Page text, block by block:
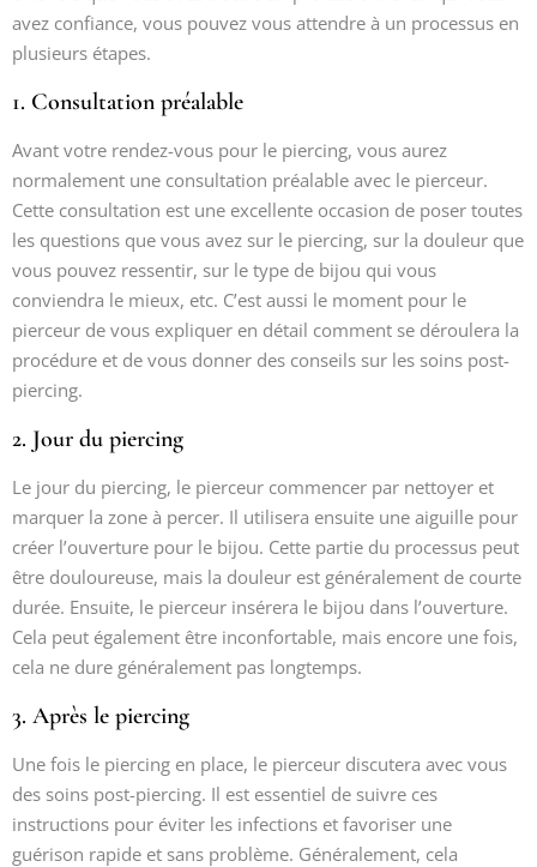
avez confiance, vous pouvez vous attendre à un processus en
plusieurs étapes.
1. Consultation préalable
Avant votre rendez-vous pour le piercing, vous aurez
normalement une consultation préalable avec le pierceur.
Cette consultation est une excellente occasion de poser toutes
les questions que vous avez sur le piercing, sur la douleur que
vous pouvez ressentir, sur le type de bijou qui vous
conviendra le mieux, etc. C’est aussi le moment pour le
pierceur de vous expliquer en détail comment se déroulera la
procédure et de vous donner des conseils sur les soins post-
piercing.
2. Jour du piercing
Le jour du piercing, le pierceur commencer par nettoyer et
marquer la zone à percer. Il utilisera ensuite une aiguille pour
créer l’ouverture pour le bijou. Cette partie du processus peut
être douloureuse, mais la douleur est généralement de courte
durée. Ensuite, le pierceur insérera le bijou dans l’ouverture.
Cela peut également être inconfortable, mais encore une fois,
cela ne dure généralement pas longtemps.
3. Après le piercing
Une fois le piercing en place, le pierceur discutera avec vous
des soins post-piercing. Il est essentiel de suivre ces
instructions pour éviter les infections et favoriser une
guérison rapide et sans problème. Généralement, cela